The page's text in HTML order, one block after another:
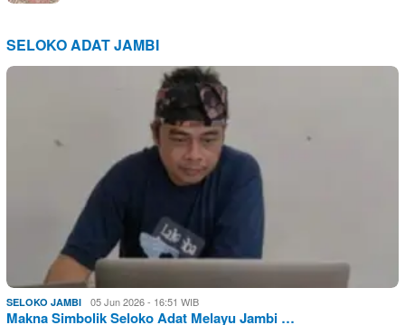
SELOKO ADAT JAMBI
SELOKO JAMBI 05 Jun 2026 - 16:51 WIB
Makna Simbolik Seloko Adat Melayu Jambi …